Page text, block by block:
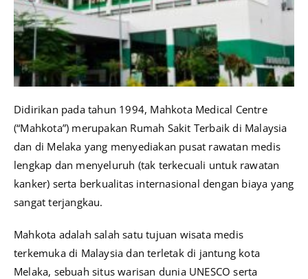
Didirikan pada tahun 1994, Mahkota Medical Centre
(“Mahkota”) merupakan Rumah Sakit Terbaik di Malaysia
dan di Melaka yang menyediakan pusat rawatan medis
lengkap dan menyeluruh (tak terkecuali untuk rawatan
kanker) serta berkualitas internasional dengan biaya yang
sangat terjangkau.
Mahkota adalah salah satu tujuan wisata medis
terkemuka di Malaysia dan terletak di jantung kota
Melaka, sebuah situs warisan dunia UNESCO serta